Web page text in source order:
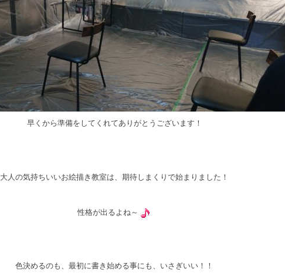
早くから準備をしてくれてありがとうございます！
大人の気持ちいいお絵描き教室は、期待しまくりで始まりました！
性格が出るよね～
色決めるのも、最初に書き始める事にも、いさぎいい！！